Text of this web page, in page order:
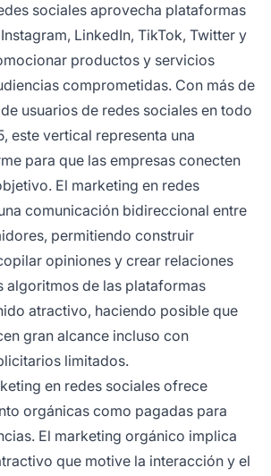
sociales aprovecha plataformas
LinkedIn, TikTok, Twitter y
productos y servicios
comprometidas. Con más de
usuarios de redes sociales en todo
este vertical representa una
para que las empresas conecten
El marketing en redes
comunicación bidireccional entre
permitiendo construir
opiniones y crear relaciones
algoritmos de las plataformas
atractivo, haciendo posible que
gran alcance incluso con
limitados.
en redes sociales ofrece
orgánicas como pagadas para
El marketing orgánico implica
que motive la interacción y el